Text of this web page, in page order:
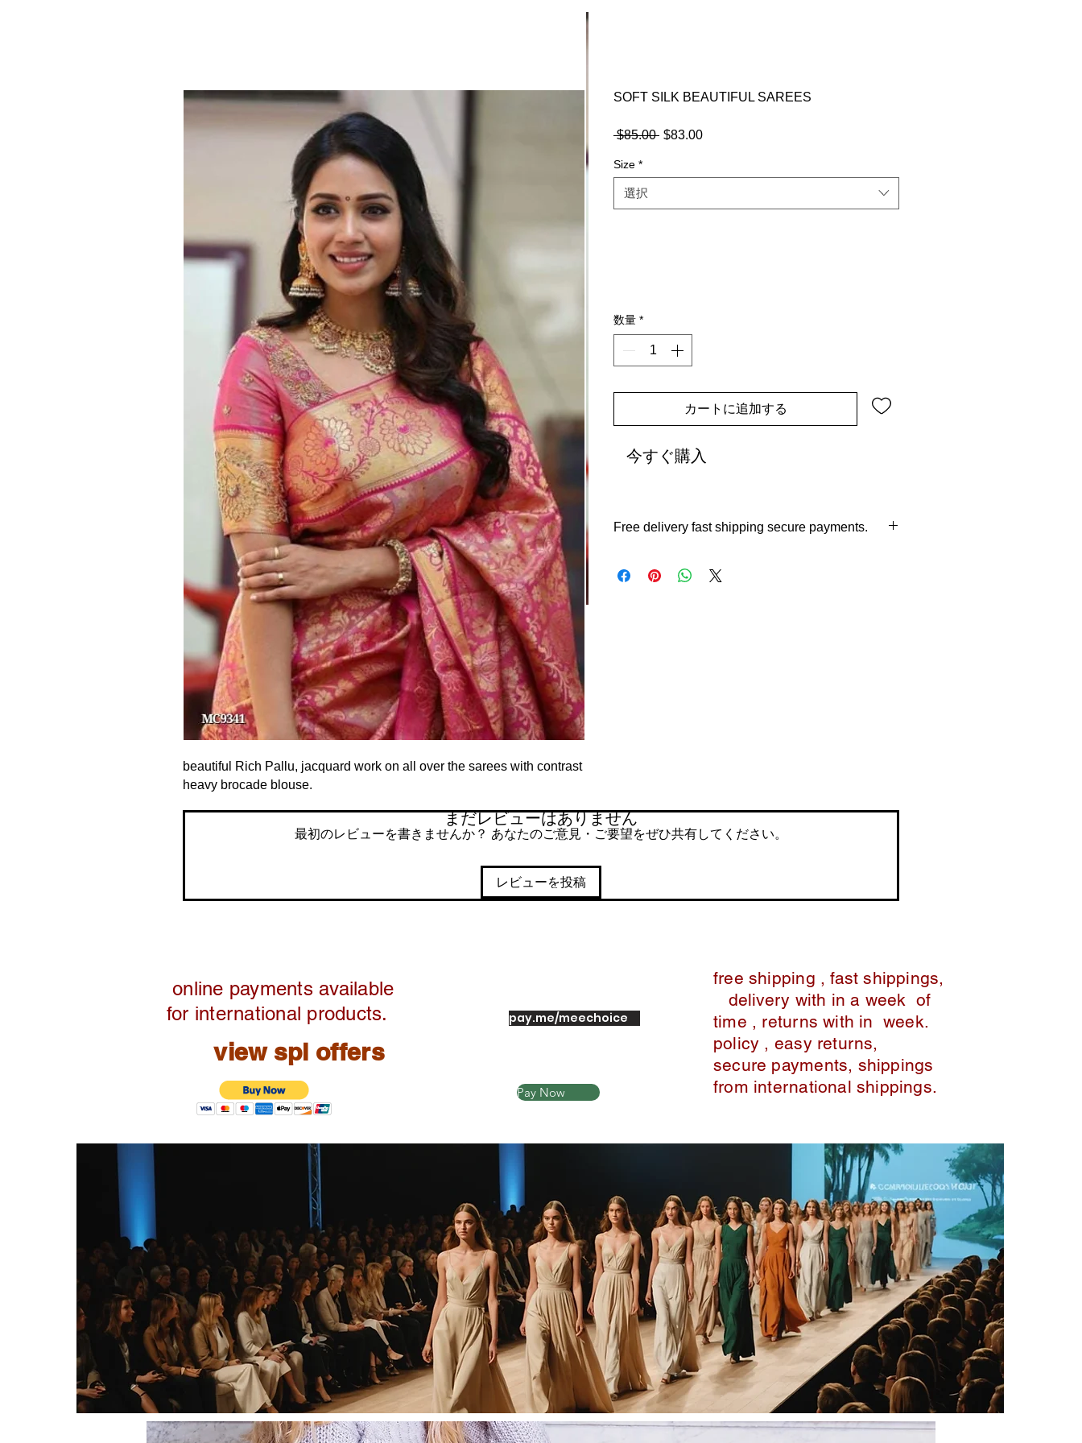
beautiful Rich Pallu, jacquard work on all over the sarees with contrast
heavy brocade blouse.
SOFT SILK BEAUTIFUL SAREES
$85.00 通$83.00セ
Size *
選択
数量 *
カートに追加する
今すぐ購入
Free delivery fast shipping secure payments.
returns with in 14 days policy.shipping from
まだレビューはありません
最初のレビューを書きませんか？ あなたのご意見・ご要望をぜひ共有してください。
レビューを投稿
online payments available
for international products.
view spl offers
pay.me/meechoice
Pay Now
free shipping , fast shippings,
delivery with in a week of
time , returns with in week.
policy , easy returns,
secure payments, shippings
from international shippings.